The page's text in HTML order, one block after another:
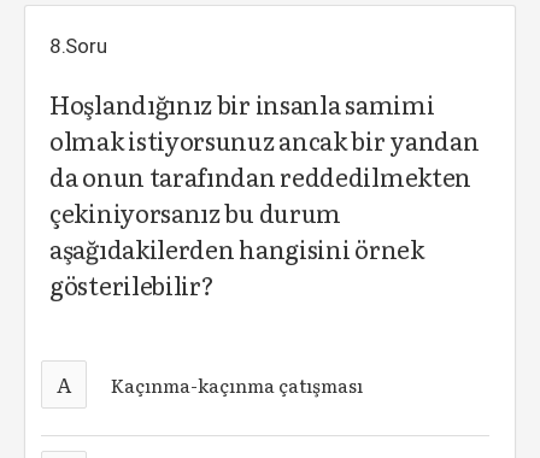
8.Soru
Hoşlandığınız bir insanla samimi
olmak istiyorsunuz ancak bir yandan
da onun tarafından reddedilmekten
çekiniyorsanız bu durum
aşağıdakilerden hangisini örnek
gösterilebilir?
A Kaçınma-kaçınma çatışması